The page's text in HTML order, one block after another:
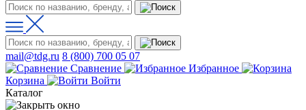
mail@tdg.ru 8 (800) 700 05 07
Сравнение
Избранное
Корзина
Войти
Каталог